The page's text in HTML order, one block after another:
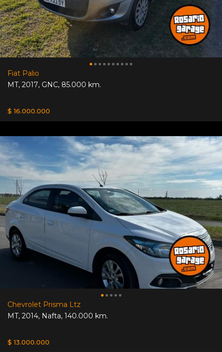
Fiat Palio
MT, 2017, GNC, 85.000 km.
$ 16.000.000
Chevrolet Prisma Ltz
MT, 2014, Nafta, 140.000 km.
$ 13.000.000